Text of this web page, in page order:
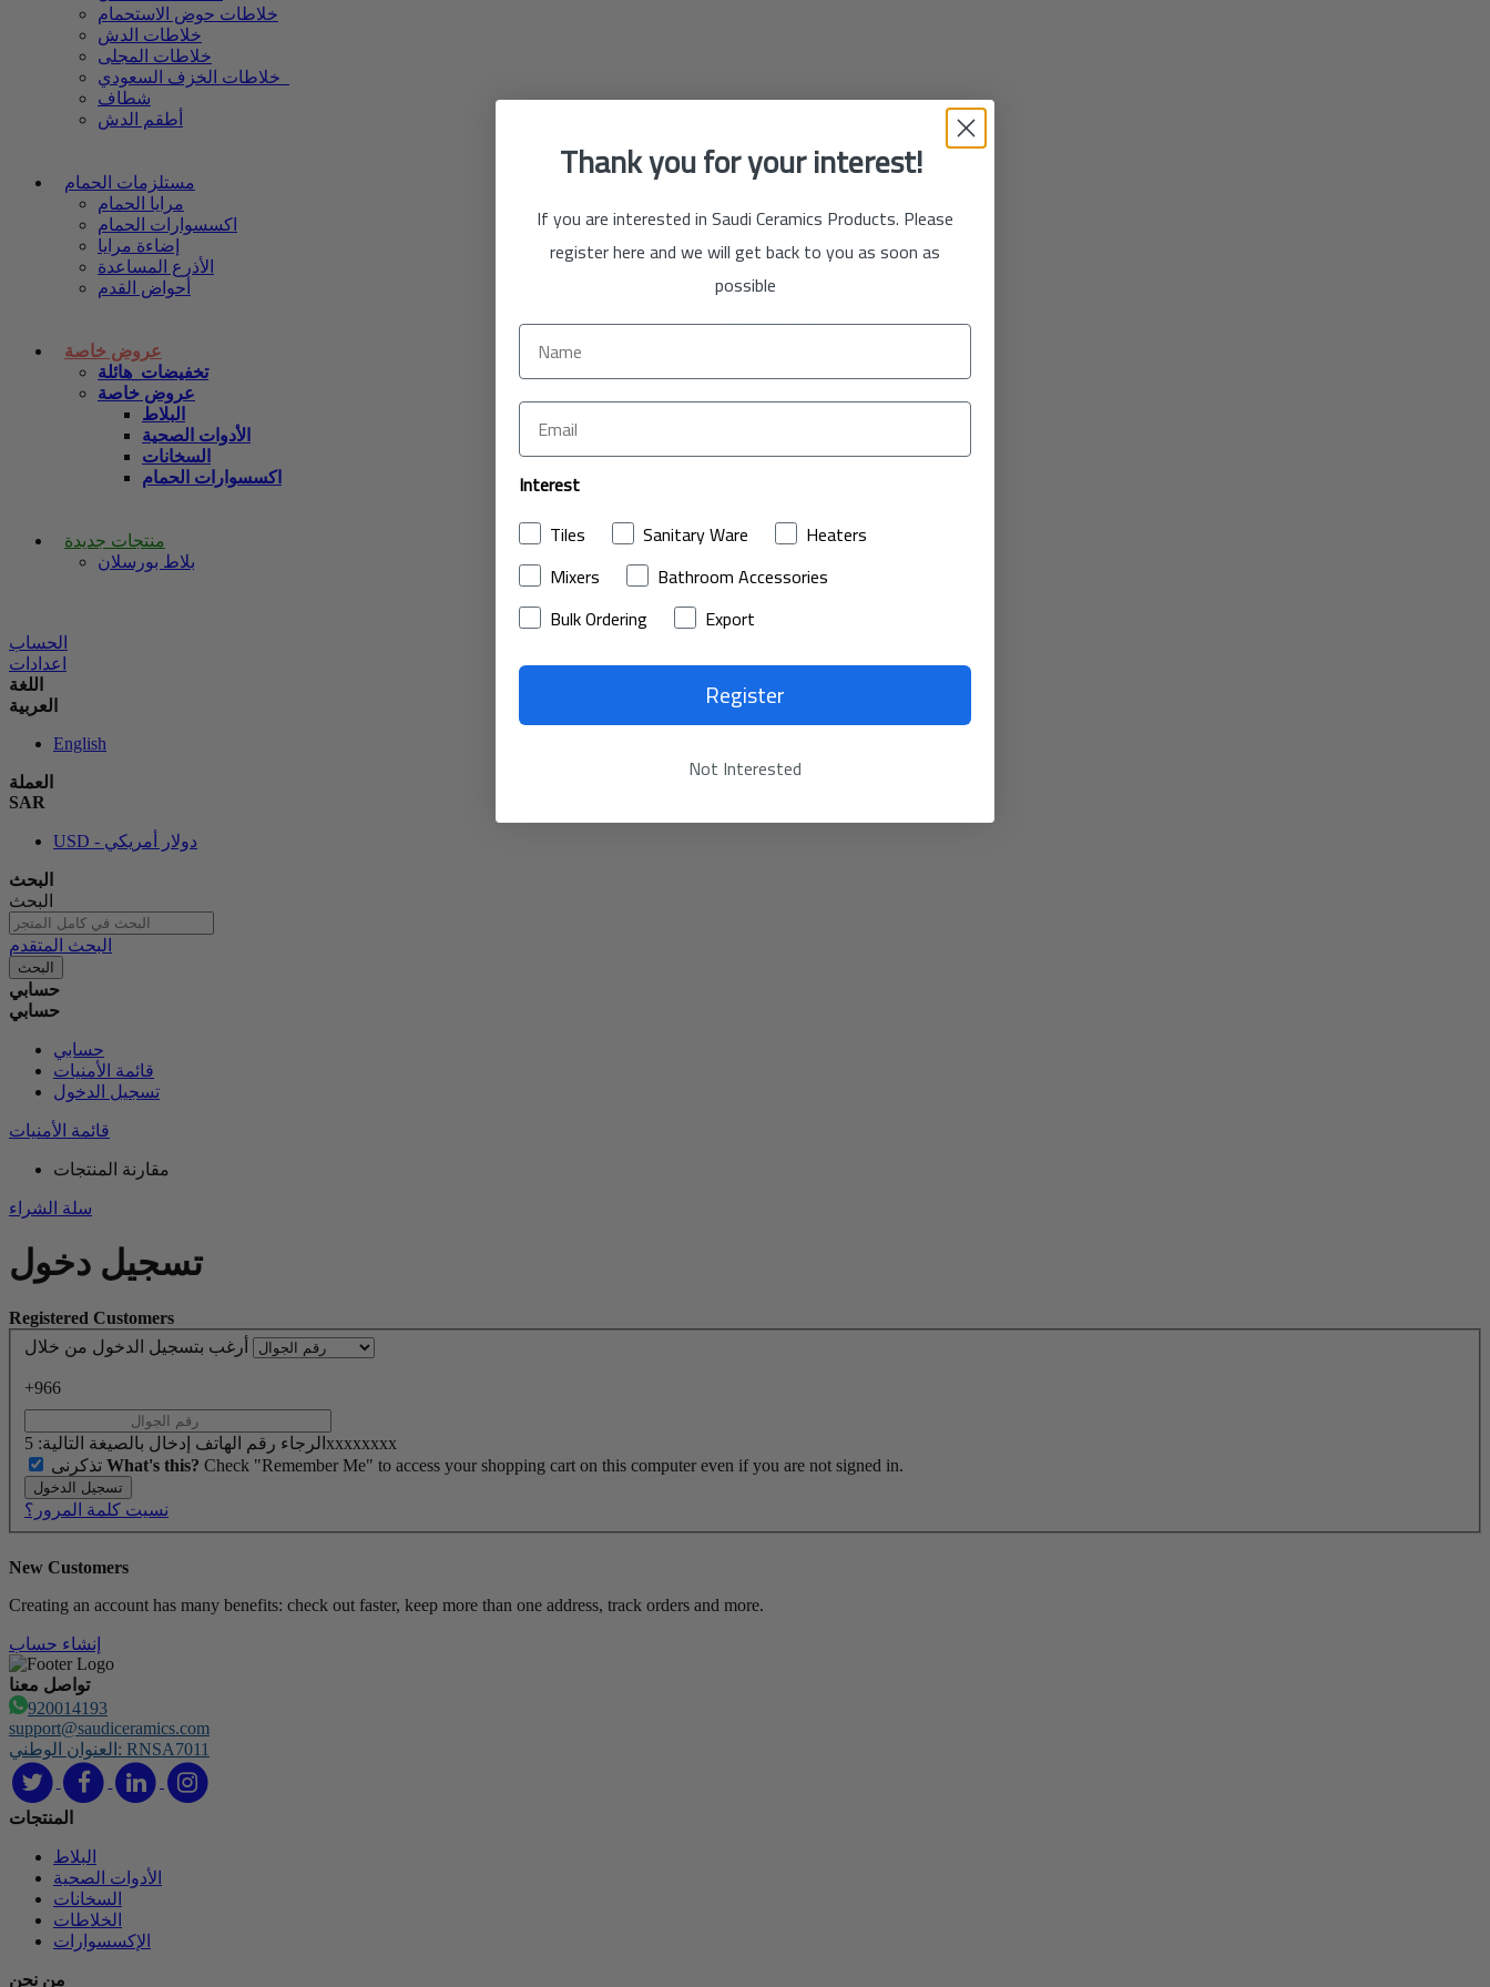
خلاطات حوض الاستحمام
خلاطات الدش
خلاطات المجلى
شطاف
أطقم الدش
مستلزمات الحمام
مرايا الحمام
اكسسوارات الحمام
إضاءة مرايا
الأذرع المساعدة
أحواض القدم
تسوق
الآن
عروض خاصة
تخفيضات_هائلة
عروض خاصة
البلاط
الأدوات الصحية
السخانات
اكسسوارات الحمام
منتجات جديدة
بلاط بورسلان
تسوق
الآن
الحساب
اعدادات
اللغة
العربية
English
العملة
SAR
USD - دولار أمريكي
البحث
البحث
البحث المتقدم
البحث
حسابي
حسابي
حسابي
قائمة الأمنيات
تسجيل الدخول
قائمة الأمنيات
مقارنة المنتجات
سلة الشراء
تسجيل دخول
Registered Customers
أرغب بتسجيل الدخول من خلال
+966
الرجاء رقم الهاتف إدخال بالصيغة التالية: 5xxxxxxxx
تذكرنى What's this? Check "Remember Me" to access your shopping cart on this computer even if you are not signed in.
تسجيل الدخول
نسيت كلمة المرور؟
New Customers
Creating an account has many benefits: check out faster, keep more than one address, track orders and more.
إنشاء حساب
تواصل معنا
920014193
support@saudiceramics.com
العنوان الوطني: RNSA7011
المنتجات
البلاط
الأدوات الصحية
السخانات
الخلاطات
الإكسسوارات
من نحن
Thank you for your interest!
If you are interested in Saudi Ceramics Products. Please
register here and we will get back to you as soon as
possible
Interest
Tiles
Sanitary Ware
Heaters
Mixers
Bathroom Accessories
Bulk Ordering
Export
Register
Not Interested